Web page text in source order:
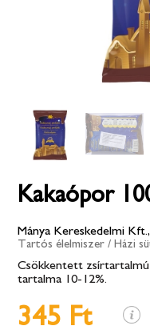
Kakaópor
Mánya Kereskedelmi
Tartós élelmiszer / Házi
Csökkentett zsírtartalmú
tartalma 10-12%.
345 Ft